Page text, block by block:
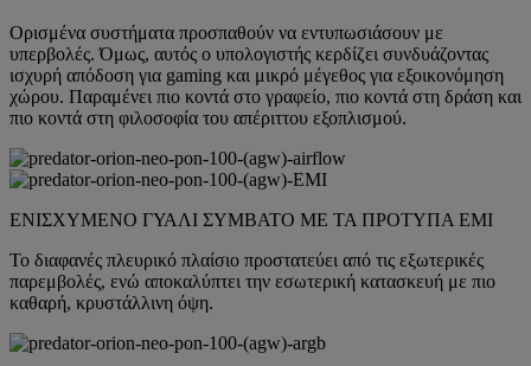
Ορισμένα συστήματα προσπαθούν να εντυπωσιάσουν με
υπερβολές. Όμως, αυτός ο υπολογιστής κερδίζει συνδυάζοντας
ισχυρή απόδοση για gaming και μικρό μέγεθος για εξοικονόμηση
χώρου. Παραμένει πιο κοντά στο γραφείο, πιο κοντά στη δράση και
πιο κοντά στη φιλοσοφία του απέριττου εξοπλισμού.
ΕΝΙΣΧΥΜΕΝΟ ΓΥΑΛΙ ΣΥΜΒΑΤΟ ΜΕ ΤΑ ΠΡΟΤΥΠΑ EMI
Το διαφανές πλευρικό πλαίσιο προστατεύει από τις εξωτερικές
παρεμβολές, ενώ αποκαλύπτει την εσωτερική κατασκευή με πιο
καθαρή, κρυστάλλινη όψη.